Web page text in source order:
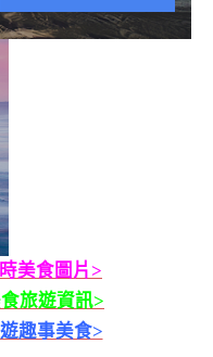
美食圖片>
旅遊資訊>
趣事美食>